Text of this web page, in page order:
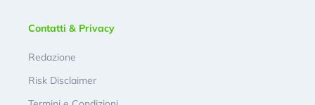
Contatti & Privacy
Redazione
Risk Disclaimer